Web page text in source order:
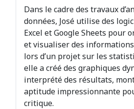
Dans le cadre des travaux
données, José utilise des
Excel et Google Sheets pour
et visualiser des
lors d’un projet sur les
elle a créé des graphiques
interprété des résultats,
aptitude impressionnante
critique.